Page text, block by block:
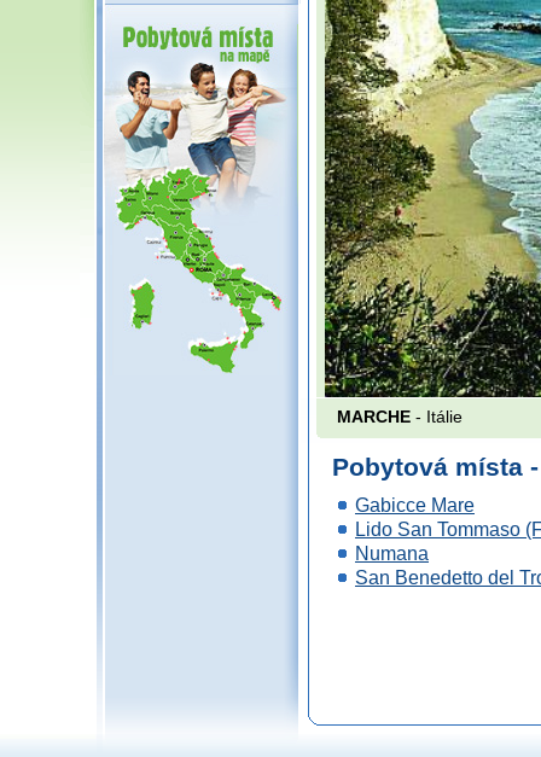
MARCHE - Itálie
Pobytová místa -
Gabicce Mare
Lido San Tommaso
Numana
San Benedetto del